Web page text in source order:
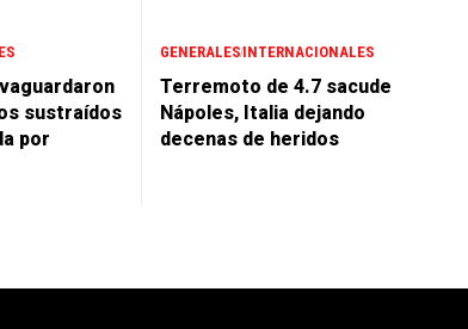
sustraídos
por
GENERALESINTERNACIONALES
Terremoto de 4.7 sacude
Nápoles, Italia dejando
decenas de heridos